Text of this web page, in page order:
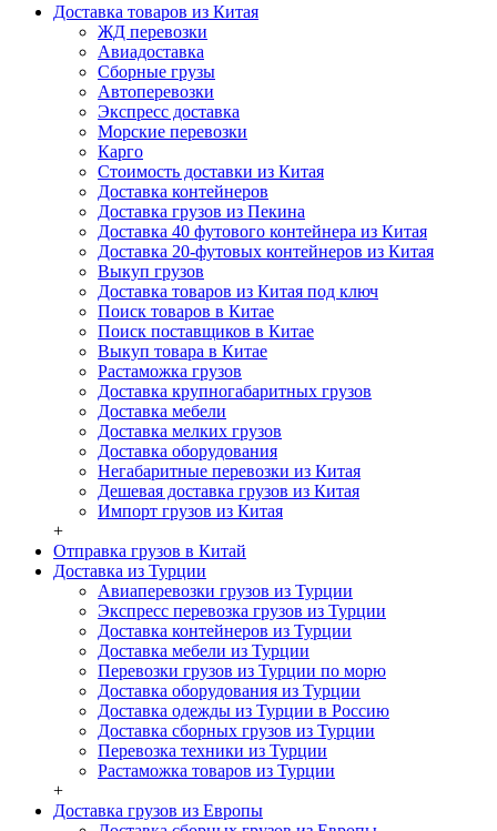
Доставка товаров из Китая
ЖД перевозки
Авиадоставка
Сборные грузы
Автоперевозки
Экспресс доставка
Морские перевозки
Карго
Стоимость доставки из Китая
Доставка контейнеров
Доставка грузов из Пекина
Доставка 40 футового контейнера из Китая
Доставка 20-футовых контейнеров из Китая
Выкуп грузов
Доставка товаров из Китая под ключ
Поиск товаров в Китае
Поиск поставщиков в Китае
Выкуп товара в Китае
Растаможка грузов
Доставка крупногабаритных грузов
Доставка мебели
Доставка мелких грузов
Доставка оборудования
Негабаритные перевозки из Китая
Дешевая доставка грузов из Китая
Импорт грузов из Китая
+
Отправка грузов в Китай
Доставка из Турции
Авиаперевозки грузов из Турции
Экспресс перевозка грузов из Турции
Доставка контейнеров из Турции
Доставка мебели из Турции
Перевозки грузов из Турции по морю
Доставка оборудования из Турции
Доставка одежды из Турции в Россию
Доставка сборных грузов из Турции
Перевозка техники из Турции
Растаможка товаров из Турции
+
Доставка грузов из Европы